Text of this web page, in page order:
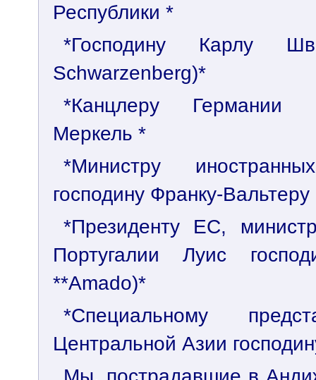
Республики *
*Господину Карлу
Schwarzenberg)*
*Канцлеру Германии
Меркель *
*Министру
господину Франку-
*Президенту ЕС,
Португалии Луис
**Amado)*
*Специальному
Центральной Азии